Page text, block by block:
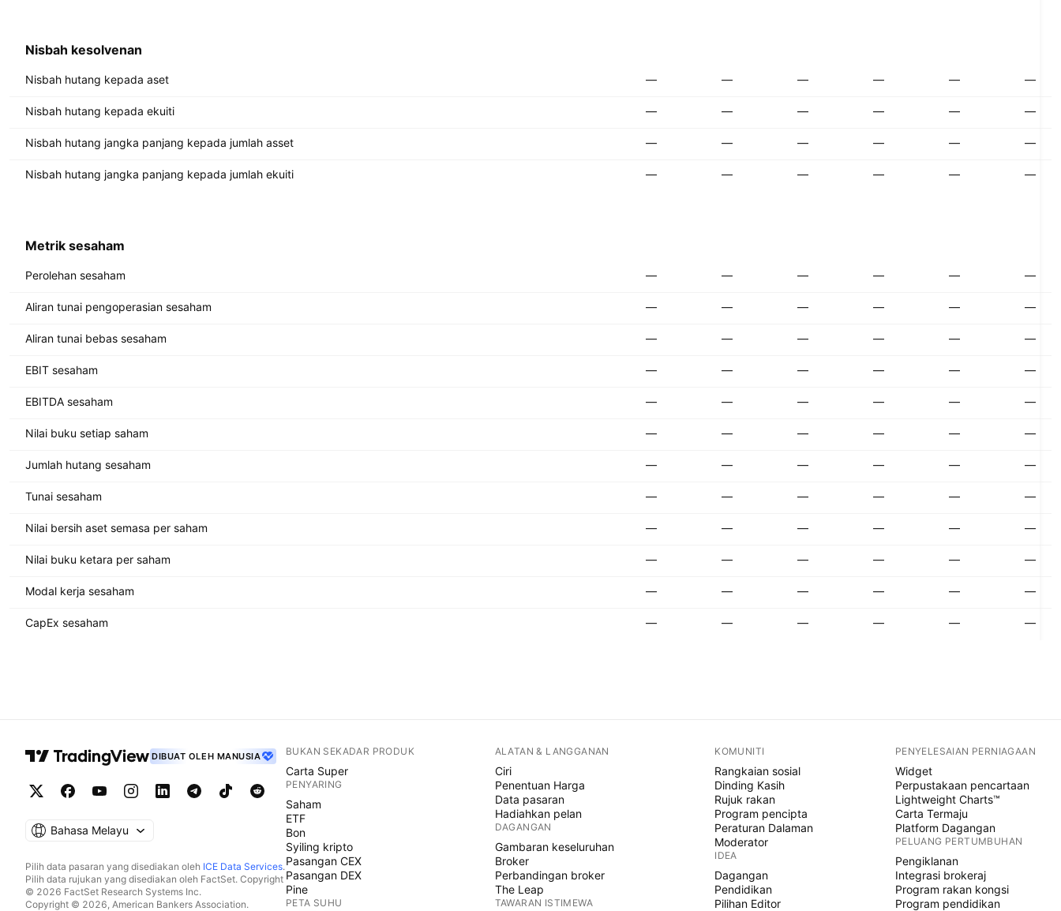
Nisbah kesolvenan
Nisbah hutang kepada aset — — — — — —
Nisbah hutang kepada ekuiti — — — — — —
Nisbah hutang jangka panjang kepada jumlah asset — — — — — —
Nisbah hutang jangka panjang kepada jumlah ekuiti — — — — — —
Metrik sesaham
Perolehan sesaham — — — — — —
Aliran tunai pengoperasian sesaham — — — — — —
Aliran tunai bebas sesaham — — — — — —
EBIT sesaham — — — — — —
EBITDA sesaham — — — — — —
Nilai buku setiap saham — — — — — —
Jumlah hutang sesaham — — — — — —
Tunai sesaham — — — — — —
Nilai bersih aset semasa per saham — — — — — —
Nilai buku ketara per saham — — — — — —
Modal kerja sesaham — — — — — —
CapEx sesaham — — — — — —
DIBUAT OLEH MANUSIA
Bahasa Melayu
Pilih data pasaran yang disediakan oleh ICE Data Services.
Pilih data rujukan yang disediakan oleh FactSet. Copyright
© 2026 FactSet Research Systems Inc.
Copyright © 2026, American Bankers Association.
BUKAN SEKADAR PRODUK
Carta Super
PENYARING
Saham
ETF
Bon
Syiling kripto
Pasangan CEX
Pasangan DEX
Pine
PETA SUHU
ALATAN & LANGGANAN
Ciri
Penentuan Harga
Data pasaran
Hadiahkan pelan
DAGANGAN
Gambaran keseluruhan
Broker
Perbandingan broker
The Leap
TAWARAN ISTIMEWA
KOMUNITI
Rangkaian sosial
Dinding Kasih
Rujuk rakan
Program pencipta
Peraturan Dalaman
Moderator
IDEA
Dagangan
Pendidikan
Pilihan Editor
PENYELESAIAN PERNIAGAAN
Widget
Perpustakaan pencartaan
Lightweight Charts™
Carta Termaju
Platform Dagangan
PELUANG PERTUMBUHAN
Pengiklanan
Integrasi brokeraj
Program rakan kongsi
Program pendidikan